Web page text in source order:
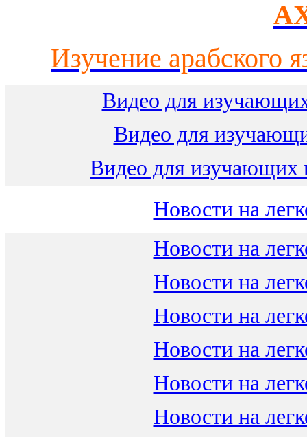
Изучение арабского
Видео для
Видео для
Видео для изучающих
Новости на
Новости на
Новости на
Новости на
Новости на
Новости на
Новости на